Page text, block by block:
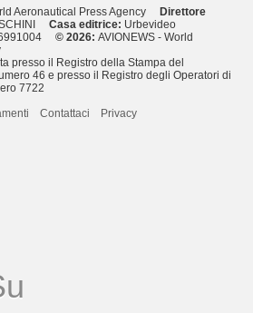
Aeronautical Press Agency
Direttore
Casa editrice: Urbevideo
© 2026: AVIONEWS - World
presso il Registro della Stampa del
46 e presso il Registro degli Operatori di
7722
Contattaci
Privacy